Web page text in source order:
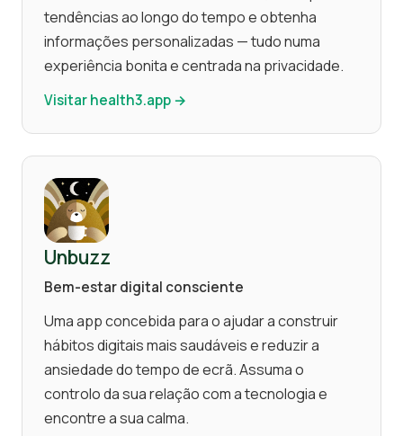
tendências ao longo do tempo e obtenha
informações personalizadas — tudo numa
experiência bonita e centrada na privacidade.
Visitar health3.app →
Unbuzz
Bem-estar digital consciente
Uma app concebida para o ajudar a construir
hábitos digitais mais saudáveis e reduzir a
ansiedade do tempo de ecrã. Assuma o
controlo da sua relação com a tecnologia e
encontre a sua calma.